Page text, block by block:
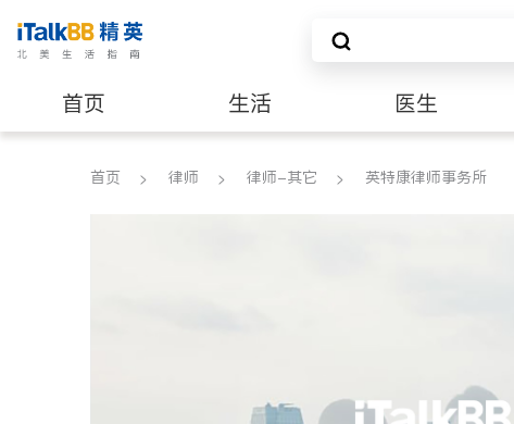
首页 生活 医生
建筑装修
首页 律师 律师-其它 英特康律师事务所